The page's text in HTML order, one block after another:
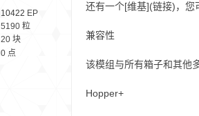
10422 EP
5190 粒
20 块
0 点
还有一个[维基](链接)，您
兼容性
该模组与所有箱子和其他
Hopper+